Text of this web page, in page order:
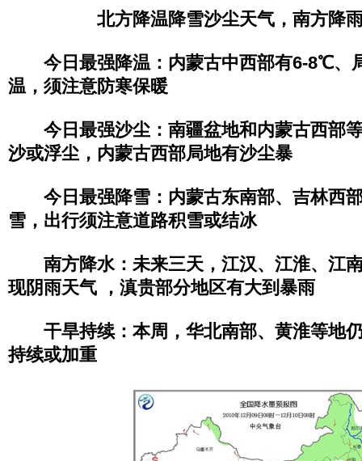
北方降温降雪沙尘天气，南方降
今日最强降温：内蒙古中西部有6-8℃、
温，须注意防寒保暖
今日最强沙尘：南疆盆地和内蒙古西部
沙或浮尘，内蒙古西部局地有沙尘暴
今日最强降雪：内蒙古东南部、吉林西
雪，出行须注意道路积雪或结冰
南方降水：未来三天，江汉、江淮、江
现阴雨天气 ，滇贵部分地区有大到暴雨
干旱持续：本周，华北南部、黄淮等地
持续或加重